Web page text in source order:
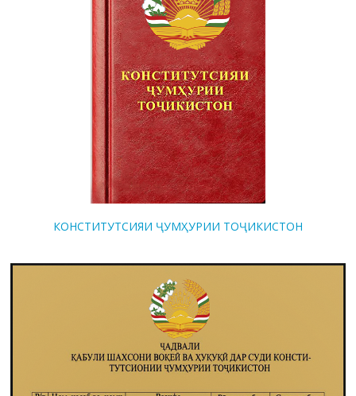
КОНСТИТУТСИЯИ ҶУМҲУРИИ ТОҶИКИСТОН